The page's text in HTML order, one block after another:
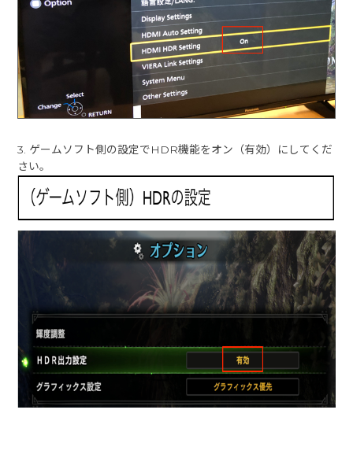
3. ゲームソフト側の設定でHDR機能をオン（有効）にしてくだ
さい。